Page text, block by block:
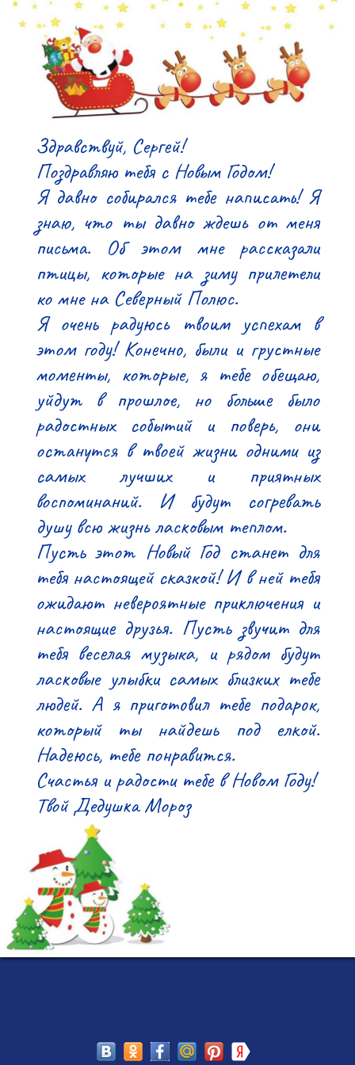
Здравствуй, Сергей!
Поздравляю тебя с Новым Годом!
Я давно собирался тебе написать! Я
знаю, что ты давно ждешь от меня
письма. Об этом мне рассказали
птицы, которые на зиму прилетели
ко мне на Северный Полюс.
Я очень радуюсь твоим успехам в
этом году! Конечно, были и грустные
моменты, которые, я тебе обещаю,
уйдут в прошлое, но больше было
радостных событий и поверь, они
останутся в твоей жизни одними из
самых лучших и приятных
воспоминаний. И будут согревать
душу всю жизнь ласковым теплом.
Пусть этот Новый Год станет для
тебя настоящей сказкой! И в ней тебя
ожидают невероятные приключения и
настоящие друзья. Пусть звучит для
тебя веселая музыка, и рядом будут
ласковые улыбки самых близких тебе
людей. А я приготовил тебе подарок,
который ты найдешь под елкой.
Надеюсь, тебе понравится.
Счастья и радости тебе в Новом Году!
Твой Дедушка Мороз